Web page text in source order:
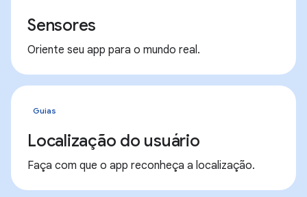
Sensores
Oriente seu app para o mundo real.
Guias
Localização do usuário
Faça com que o app reconheça a localização.